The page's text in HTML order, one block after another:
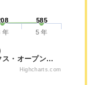
585
585
ス・オープン…
年 5 年
Highcharts.com